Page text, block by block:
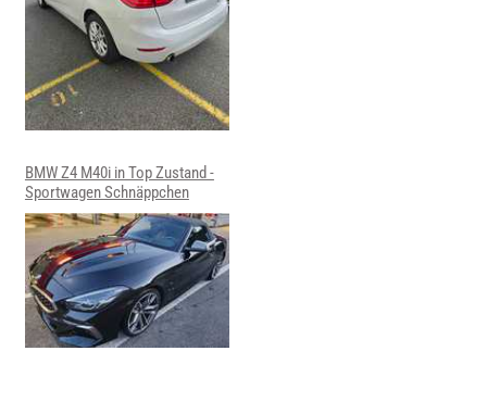
BMW Z4 M40i in Top Zustand -
Sportwagen Schnäppchen